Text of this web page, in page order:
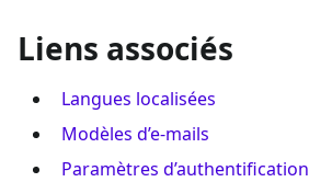
Liens associés
Langues localisées
Modèles d’e-mails
Paramètres d’authentification